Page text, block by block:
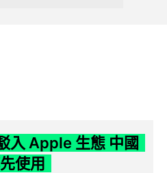
入 Apple 生態 中國
使用